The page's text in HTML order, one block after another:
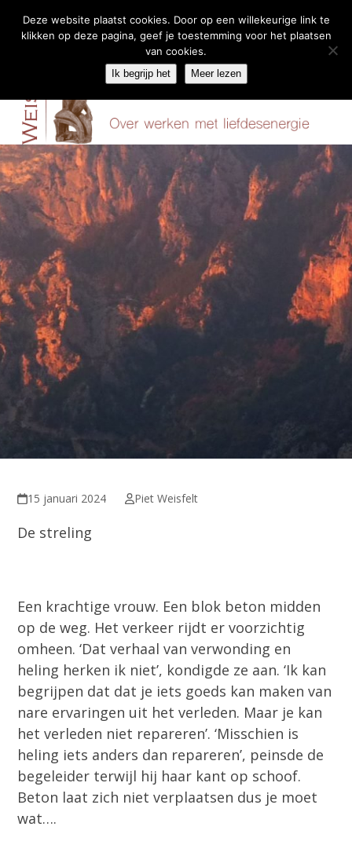
15 januari 2024 Piet Weisfelt
De streling
Een krachtige vrouw. Een blok beton midden
op de weg. Het verkeer rijdt er voorzichtig
omheen. ‘Dat verhaal van verwonding en
heling herken ik niet’, kondigde ze aan. ‘Ik kan
begrijpen dat dat je iets goeds kan maken van
nare ervaringen uit het verleden. Maar je kan
het verleden niet repareren’. ‘Misschien is
heling iets anders dan repareren’, peinsde de
begeleider terwijl hij haar kant op schoof.
Beton laat zich niet verplaatsen dus je moet
wat….
Deze website plaatst cookies. Door op een willekeurige link te
klikken op deze pagina, geef je toestemming voor het plaatsen
van cookies.
Ik begrijp het Meer lezen